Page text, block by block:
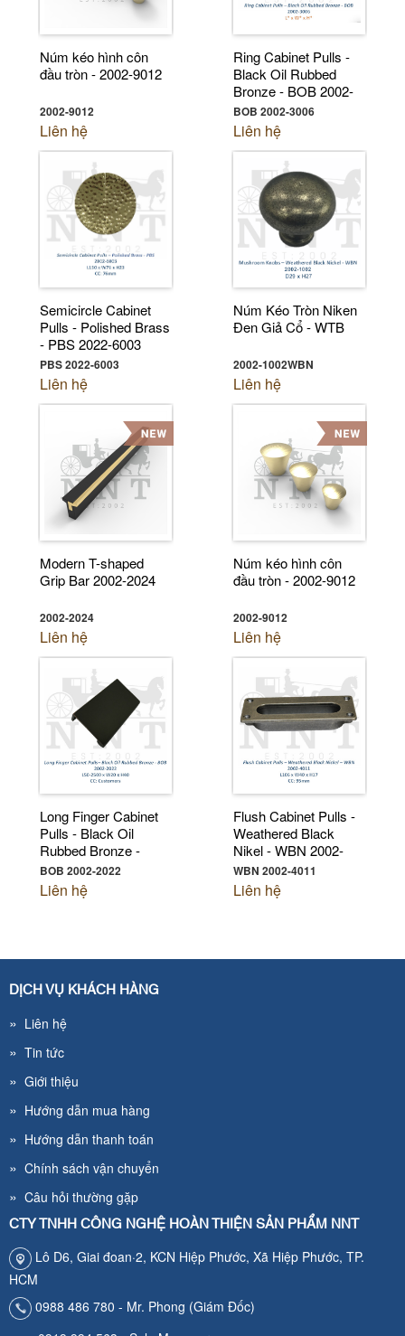
Núm kéo hình côn
đầu tròn - 2002-9012
2002-9012
Liên hệ
Ring Cabinet Pulls -
Black Oil Rubbed
Bronze - BOB 2002-
3006
BOB 2002-3006
Liên hệ
Semicircle Cabinet
Pulls - Polished Brass
- PBS 2022-6003
PBS 2022-6003
Liên hệ
Núm Kéo Tròn Niken
Đen Giả Cổ - WTB
2002-1002WBN
Liên hệ
Modern T-shaped
Grip Bar 2002-2024
2002-2024
Liên hệ
Núm kéo hình côn
đầu tròn - 2002-9012
2002-9012
Liên hệ
Long Finger Cabinet
Pulls - Black Oil
Rubbed Bronze -
BOB 2002-2022
BOB 2002-2022
Liên hệ
Flush Cabinet Pulls -
Weathered Black
Nikel - WBN 2002-
4011
WBN 2002-4011
Liên hệ
DỊCH VỤ KHÁCH HÀNG
» Liên hệ
» Tin tức
» Giới thiệu
» Hướng dẫn mua hàng
» Hướng dẫn thanh toán
» Chính sách vận chuyển
» Câu hỏi thường gặp
CTY TNHH CÔNG NGHỆ HOÀN THIỆN SẢN PHẨM NNT
Lô D6, Giai đoan·2, KCN Hiệp Phước, Xã Hiệp Phước, TP.
HCM
0988 486 780 - Mr. Phong (Giám Đốc)